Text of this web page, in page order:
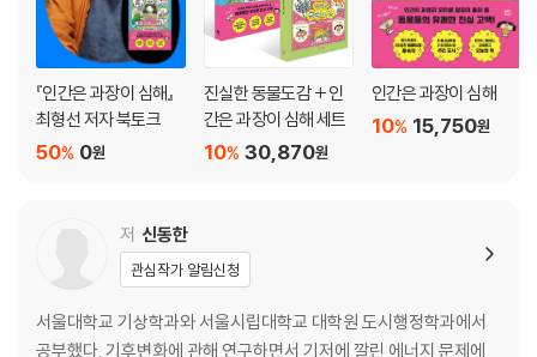
『인간은 과장이 심해』
최형선 저자 북토크
0원
50%
진실한 동물도감 + 인
간은 과장이 심해 세트
30,870원
10%
인간은 과장이 심해
15,750원
10%
저 신동한
관심작가 알림신청
서울대학교 기상학과와 서울시립대학교 대학원 도시행정학과에서
공부했다. 기후변화에 관해 연구하면서 기저에 깔린 에너지 문제에